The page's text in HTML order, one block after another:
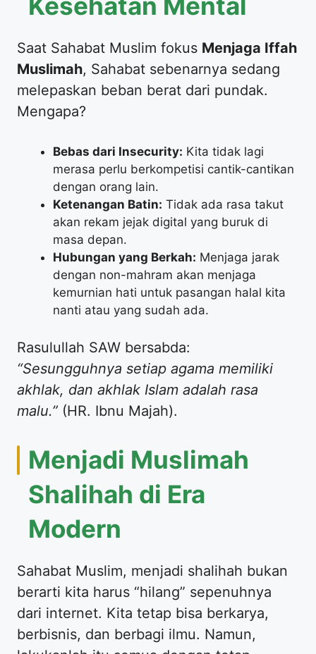
​Saat Sahabat Muslim fokus Menjaga Iffah
Muslimah, Sahabat sebenarnya sedang
melepaskan beban berat dari pundak.
Mengapa?
Bebas dari Insecurity: Kita tidak lagi
merasa perlu berkompetisi cantik-cantikan
dengan orang lain.
Ketenangan Batin: Tidak ada rasa takut
akan rekam jejak digital yang buruk di
masa depan.
Hubungan yang Berkah: Menjaga jarak
dengan non-mahram akan menjaga
kemurnian hati untuk pasangan halal kita
nanti atau yang sudah ada.
​Rasulullah SAW bersabda:
“Sesungguhnya setiap agama memiliki
akhlak, dan akhlak Islam adalah rasa
malu.” (HR. Ibnu Majah).
​Menjadi Muslimah
Shalihah di Era
Modern
​Sahabat Muslim, menjadi shalihah bukan
berarti kita harus “hilang” sepenuhnya
dari internet. Kita tetap bisa berkarya,
berbisnis, dan berbagi ilmu. Namun,